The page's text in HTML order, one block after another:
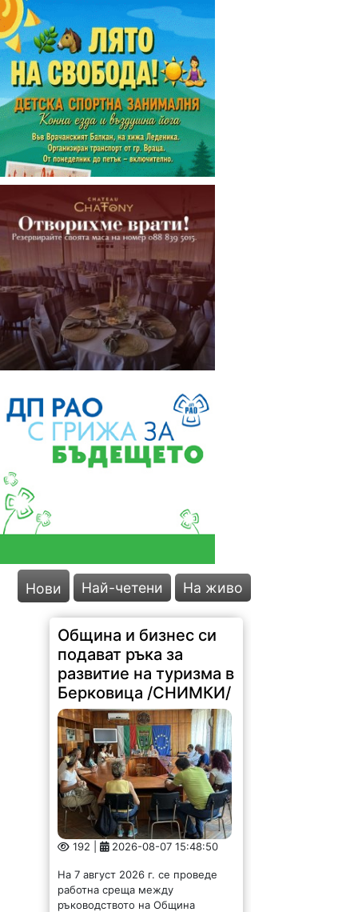
Нови Най-четени На живо
Община и бизнес си
подават ръка за
развитие на туризма в
Берковица /СНИМКИ/
192 | 2026-08-07 15:48:50
На 7 август 2026 г. се проведе
работна среща между
ръководството на Община